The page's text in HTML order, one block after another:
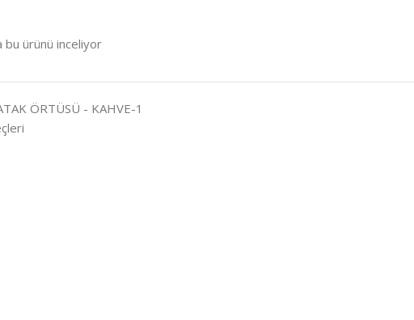
bu ürünü inceliyor
ÖRTÜSÜ - KAHVE-1